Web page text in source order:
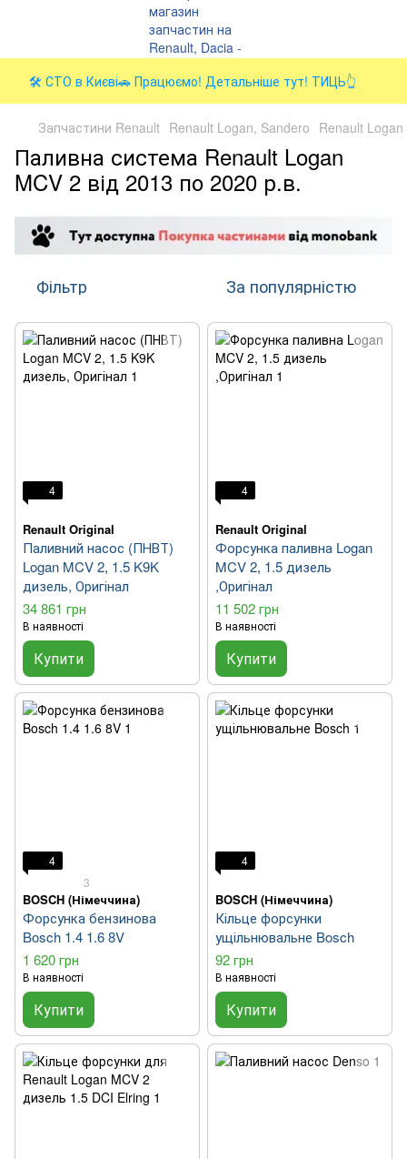
🛠️ СТО в Києві🚗 Працюємо! Детальніше тут! ТИЦЬ👆
Запчастини Renault Renault Logan, Sandero Renault
Паливна система Renault Logan
MCV 2 від 2013 по 2020 р.в.
Фільтр За популярністю
4
Renault Original
Паливний насос (ПНВТ)
Logan MCV 2, 1.5 K9K
дизель, Оригінал
34 861 грн
В наявності
Купити
4
Renault Original
Форсунка паливна Logan
MCV 2, 1.5 дизель
,Оригінал
11 502 грн
В наявності
Купити
4
3
BOSCH (Німеччина)
Форсунка бензинова
Bosch 1.4 1.6 8V
1 620 грн
В наявності
Купити
4
BOSCH (Німеччина)
Кільце форсунки
ущільнювальне Bosch
92 грн
В наявності
Купити